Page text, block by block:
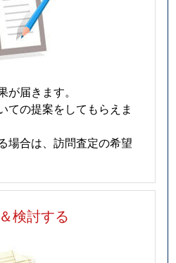
届きます。
ての提案をしてもらえま
場合は、訪問査定の希望
検討する